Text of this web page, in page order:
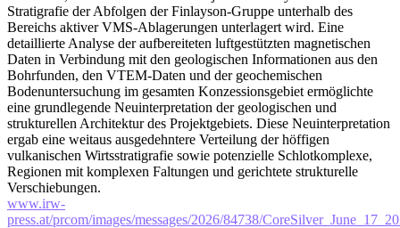
Stratigrafie der Abfolgen der Finlayson-Gruppe unterhalb des
Bereichs aktiver VMS-Ablagerungen unterlagert wird. Eine
detaillierte Analyse der aufbereiteten luftgestützten magnetischen
Daten in Verbindung mit den geologischen Informationen aus den
Bohrfunden, den VTEM-Daten und der geochemischen
Bodenuntersuchung im gesamten Konzessionsgebiet ermöglichte
eine grundlegende Neuinterpretation der geologischen und
strukturellen Architektur des Projektgebiets. Diese Neuinterpretation
ergab eine weitaus ausgedehntere Verteilung der höffigen
vulkanischen Wirtsstratigrafie sowie potenzielle Schlotkomplexe,
Regionen mit komplexen Faltungen und gerichtete strukturelle
Verschiebungen.
www.irw-
press.at/prcom/images/messages/2026/84738/